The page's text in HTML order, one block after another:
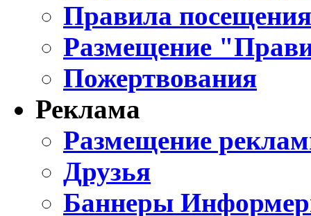
Правила
Размещение
Пожертвования
Реклама
Размещение
Друзья
Баннеры